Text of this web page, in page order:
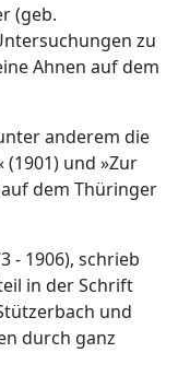
(geb.
zu
Ahnen auf dem
anderem die
und »Zur
dem Thüringer
- 1906), schrieb
in der Schrift
und
durch ganz